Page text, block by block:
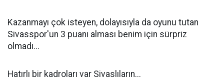
Kazanmayı çok isteyen, dolayısıyla da oyunu tutan
Sivasspor'un 3 puanı alması benim için sürpriz
olmadı...
Hatırlı bir kadroları var Sivaslıların...